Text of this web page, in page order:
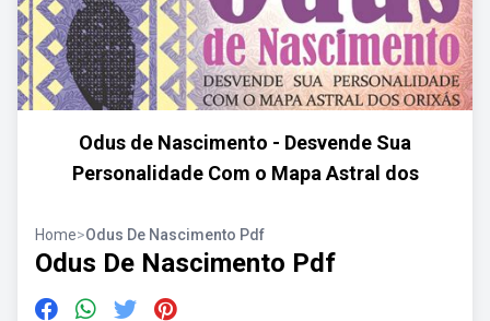
Odus de Nascimento - Desvende Sua
Personalidade Com o Mapa Astral dos
Home>Odus De Nascimento Pdf
Odus De Nascimento Pdf